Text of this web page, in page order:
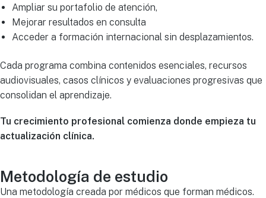
Ampliar su portafolio de atención,
Mejorar resultados en consulta
Acceder a formación internacional sin desplazamientos.
Cada programa combina contenidos esenciales, recursos
audiovisuales, casos clínicos y evaluaciones progresivas que
consolidan el aprendizaje.
Tu crecimiento profesional comienza donde empieza tu
actualización clínica.
Metodología de estudio
Una metodología creada por médicos que forman médicos.